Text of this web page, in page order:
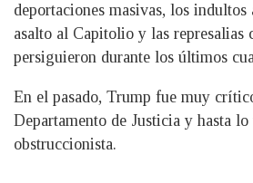
deportaciones masivas, los indultos
asalto al Capitolio y las represalias
persiguieron durante los últimos
En el pasado, Trump fue muy
Departamento de Justicia y hasta
obstruccionista.